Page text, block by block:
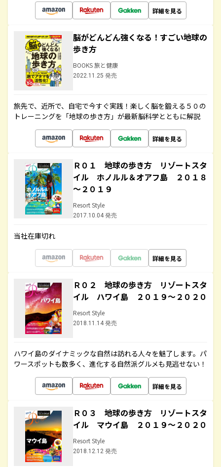
詳細を見る
脳がどんどん強くなる！すごい地球の
歩き方
BOOKS 旅と健康
2022.11.25 発売
旅先で、近所で、自宅で今すぐ実践！楽しく脳を鍛える５０の
トレーニングを「地球の歩き方」が最新脳科学とともに解説
詳細を見る
Ｒ０１ 地球の歩き方 リゾートスタ
イル ホノルル＆オアフ島 ２０１８
～２０１９
Resort Style
2017.10.04 発売
当社在庫切れ
詳細を見る
Ｒ０２ 地球の歩き方 リゾートスタ
イル ハワイ島 ２０１９～２０２０
Resort Style
2018.11.14 発売
ハワイ島のダイナミックな自然は訪れる人々を魅了します。パ
ワースポットも数多く、進化する自然派グルメも見逃せない！
詳細を見る
Ｒ０３ 地球の歩き方 リゾートスタ
イル マウイ島 ２０１９～２０２０
Resort Style
2018.12.12 発売